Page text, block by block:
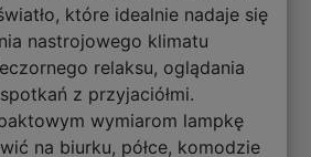
które idealnie nadaje się
nastrojowego klimatu
relaksu, oglądania
z przyjaciółmi.
wymiarom lampkę
na biurku, półce, komodzie